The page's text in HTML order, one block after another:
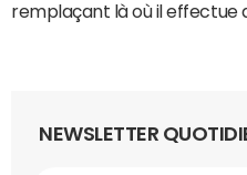
remplaçant là où il effectue
NEWSLETTER